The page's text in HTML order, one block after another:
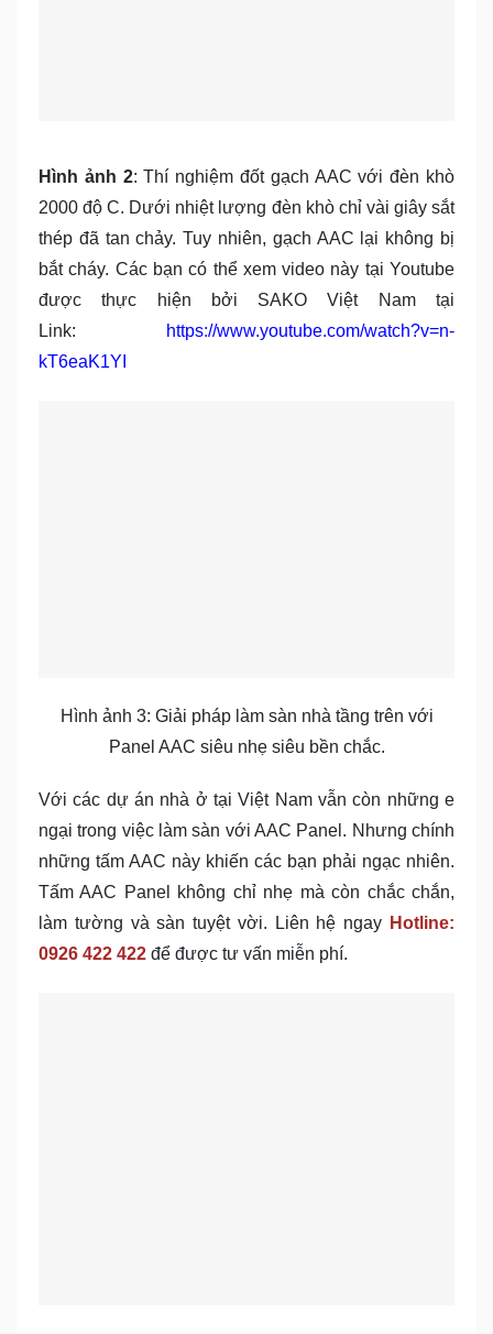
Hình ảnh 2: Thí nghiệm đốt gạch AAC với đèn khò
2000 độ C. Dưới nhiệt lượng đèn khò chỉ vài giây sắt
thép đã tan chảy. Tuy nhiên, gạch AAC lại không bị
bắt cháy. Các bạn có thể xem video này tại Youtube
được thực hiện bởi SAKO Việt Nam tại
Link:
https://www.youtube.com/watch?v=n-
kT6eaK1YI
Hình ảnh 3: Giải pháp làm sàn nhà tầng trên với
Panel AAC siêu nhẹ siêu bền chắc.
Với các dự án nhà ở tại Việt Nam vẫn còn những e
ngại trong việc làm sàn với AAC Panel. Nhưng chính
những tấm AAC này khiến các bạn phải ngạc nhiên.
Tấm AAC Panel không chỉ nhẹ mà còn chắc chắn,
làm tường và sàn tuyệt vời. Liên hệ ngay Hotline:
0926 422 422 để được tư vấn miễn phí.